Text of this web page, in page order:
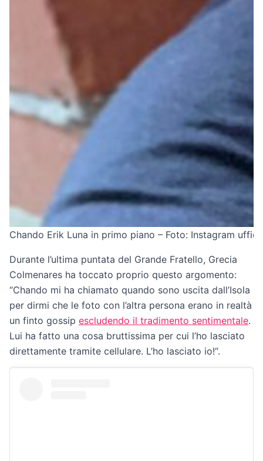
Chando Erik Luna in primo piano – Foto: Instagram
Durante l’ultima puntata del Grande Fratello, Grecia
Colmenares ha toccato proprio questo argomento:
“Chando mi ha chiamato quando sono uscita dall’Isola
per dirmi che le foto con l’altra persona erano in realtà
un finto gossip escludendo il tradimento sentimentale.
Lui ha fatto una cosa bruttissima per cui l’ho lasciato
direttamente tramite cellulare. L’ho lasciato io!“.